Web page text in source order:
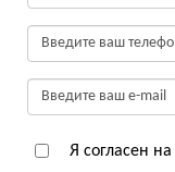
Я согласен на